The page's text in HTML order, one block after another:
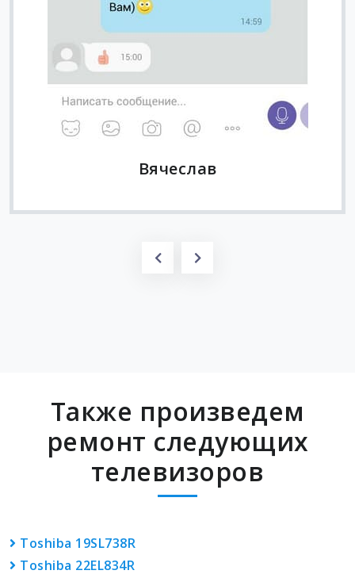
Вячеслав
Также произведем
ремонт следующих
телевизоров
Toshiba 19SL738R
Toshiba 22EL834R